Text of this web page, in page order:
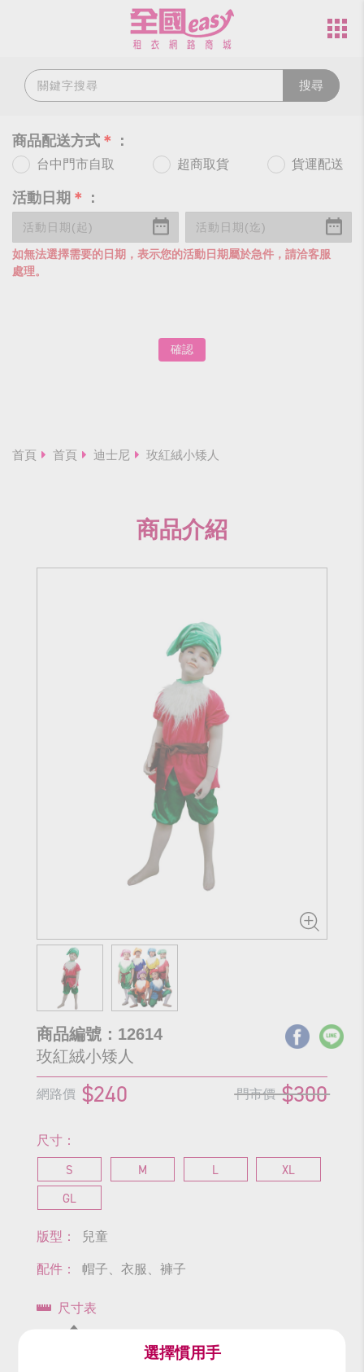
搜尋
商品配送方式 ＊ ：
台中門市自取 超商取貨 貨運配送
活動日期 ＊ ：
如無法選擇需要的日期，表示您的活動日期屬於急件，請洽客服
處理。
確認
首頁 首頁 迪士尼 玫紅絨小矮人
商品介紹
商品編號：12614
玫紅絨小矮人
網路價 $240 門市價 $300
尺寸：
S M L
XL
GL
版型： 兒童
配件： 帽子、衣服、褲子
尺寸表
選擇慣用手